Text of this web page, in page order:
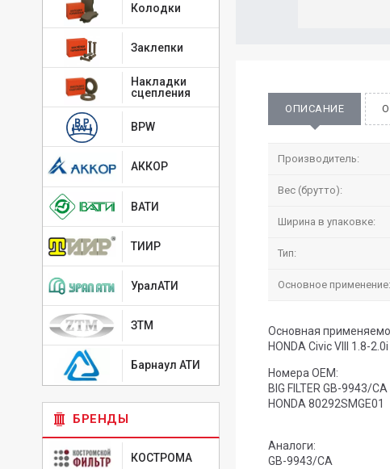
Колодки
Заклепки
Накладки
сцепления
BPW
АККОР
ВАТИ
ТИИР
УралАТИ
ЗТМ
Барнаул АТИ
БРЕНДЫ
КОСТРОМА
ОПИСАНИЕ
Производитель:
Вес (брутто):
Ширина в упаковке:
Тип:
Основное применение:
Основная
HONDA Civic VIII 1.8-
Номера OEM:
BIG FILTER GB-9943/CA
HONDA 80292SMGE01
Аналоги:
GB-9943/CA